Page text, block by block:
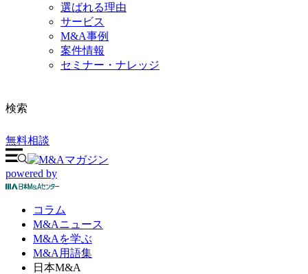
選ばれる理由
サービス
M&A事例
案件情報
セミナー・ナレッジ
検索
無料相談
powered by
コラム
M&Aニュース
M&Aを学ぶ
M&A 用語集
日本M&A